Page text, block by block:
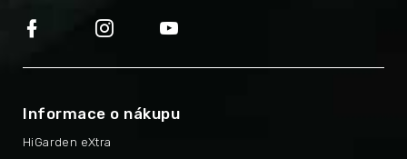
Informace o nákupu
HiGarden eXtra